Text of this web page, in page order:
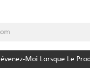
Moi Lorsque Le